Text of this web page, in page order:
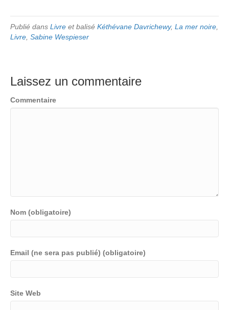
Publié dans Livre et balisé Kéthévane Davrichewy, La mer noire
Livre Sabine Wespieser
Laissez un commentaire
Commentaire
Nom (obligatoire)
Email (ne sera pas publié) (obligatoire)
Site Web